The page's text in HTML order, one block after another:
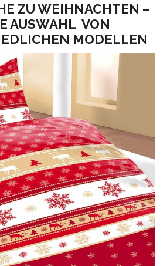
ZU WEIHNACHTEN –
AUSWAHL VON
MODELLEN